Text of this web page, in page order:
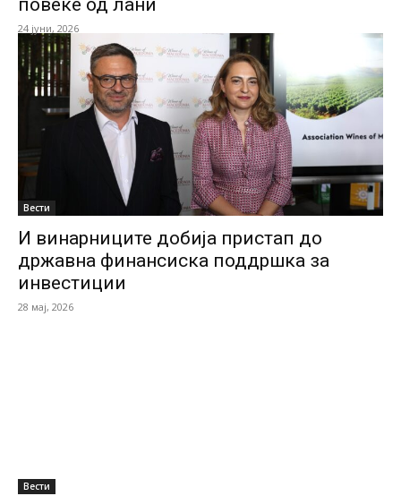
повеќе од лани
24 јуни, 2026
Вести
И винарниците добија пристап до
државна финансиска поддршка за
инвестиции
28 мај, 2026
Вести